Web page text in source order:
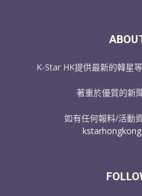
K-Star HK提供最新的韓星
著重於優質的新
如有任何報料/活動